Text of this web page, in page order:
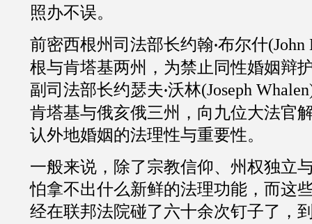
照办不误。
前密西根州司法部长约翰·布尔什(John
根与肯塔基两州，为禁止同性婚姻辩
副司法部长约瑟夫·沃林(Joseph Whalen
肯塔基与俄亥俄三州，向九位大法官
认外地婚姻的法理性与重要性。
一般来说，除了宗教信仰、州权独立
怕拿不出什么新鲜的法理功能，而这
经在联邦法院碰了六十余次钉子了，